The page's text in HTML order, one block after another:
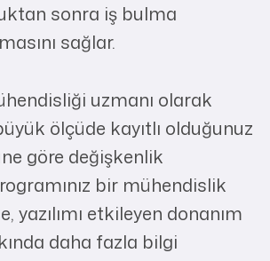
sonra iş bulma
sağlar.
uzmanı olarak
ölçüde kayıtlı olduğunuz
göre değişkenlik
bir mühendislik
yazılımı etkileyen donanım
daha fazla bilgi